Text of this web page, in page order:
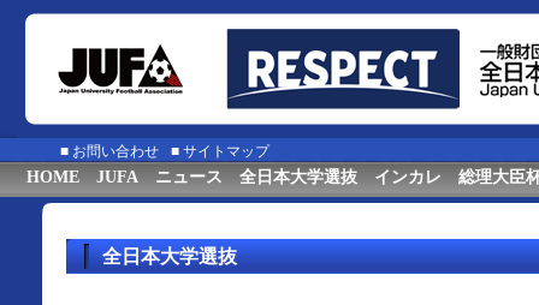
■ お問い合わせ ■ サイトマップ
HOME JUFA ニュース 全日本大学選抜 インカレ 総理大臣
全日本大学選抜